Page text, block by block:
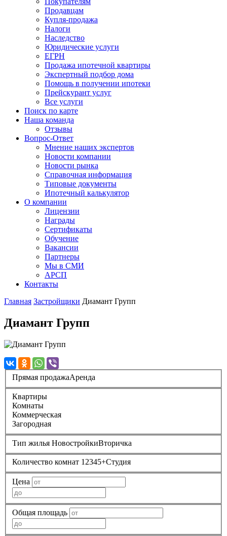
Продавцам
Купля-продажа
Налоги
Наследство
Юридические услуги
ЕГРН
Продажа ипотечной квартиры
Экспертный подбор дома
Помощь в получении ипотеки
Прейскурант услуг
Все услуги
Поиск по карте
Наша команда
Отзывы
Вопрос-Ответ
Мнение наших экспертов
Новости компании
Новости рынка
Справочная информация
Типовые документы
Ипотечный калькулятор
О компании
Лицензии
Награды
Сертификаты
Обучение
Вакансии
Партнеры
Мы в СМИ
АРСП
Контакты
Главная Застройщики Диамант Групп
Диамант Групп
Прямая продажаАренда
Квартиры
Комнаты
Коммерческая
Загородная
Тип жилья НовостройкиВторичка
Количество комнат 1 2345+Студия
Цена
Общая площадь